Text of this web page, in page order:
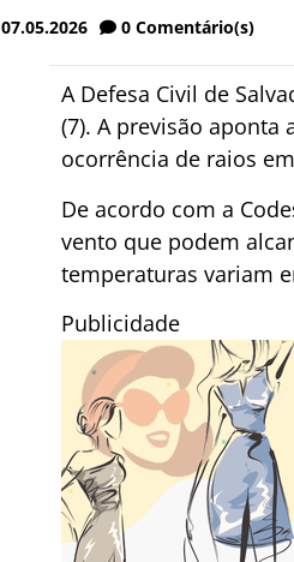
07.05.2026 0 Comentário(s)
A Defesa Civil de
(7). A previsão
ocorrência de raios
De acordo com a
vento que podem
temperaturas variam
Publicidade